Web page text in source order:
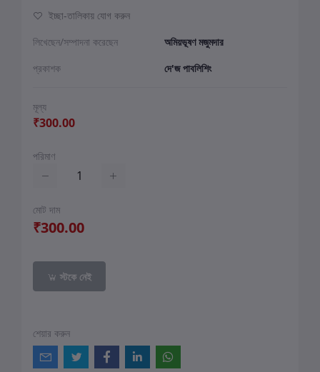
ইচ্ছা-তালিকায় যোগ করুন
লিখেছেন/সম্পাদনা করেছেন
অমিয়ভূষণ মজুমদার
প্রকাশক
দে'জ পাবলিশিং
মূল্য
₹300.00
পরিমাণ
মোট দাম
₹300.00
স্টকে নেই
শেয়ার করুন